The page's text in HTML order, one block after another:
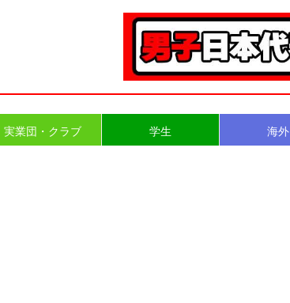
実業団・クラブ 学生 海外